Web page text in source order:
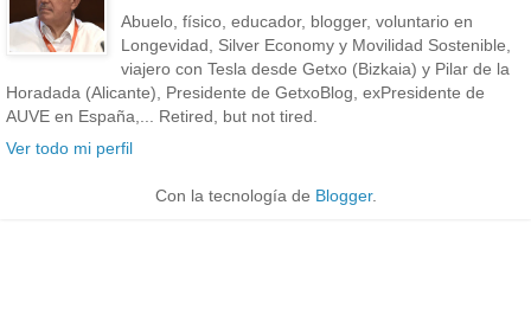
Abuelo, físico, educador, blogger, voluntario en
Longevidad, Silver Economy y Movilidad Sostenible,
viajero con Tesla desde Getxo (Bizkaia) y Pilar de la
Horadada (Alicante), Presidente de GetxoBlog, exPresidente de
AUVE en España,... Retired, but not tired.
Ver todo mi perfil
Con la tecnología de Blogger.